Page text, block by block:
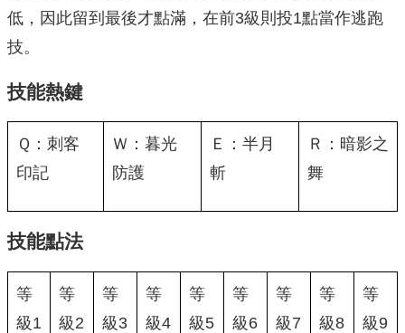
低，因此留到最後才點滿，在前3級則投1點當作逃跑
技。
技能熱鍵
Ｑ：刺客
印記
Ｗ：暮光
防護
Ｅ：半月
斬
Ｒ：暗影之
舞
技能點法
等
級1
等
級2
等
級3
等
級4
等
級5
等
級6
等
級7
等
級8
等
級9